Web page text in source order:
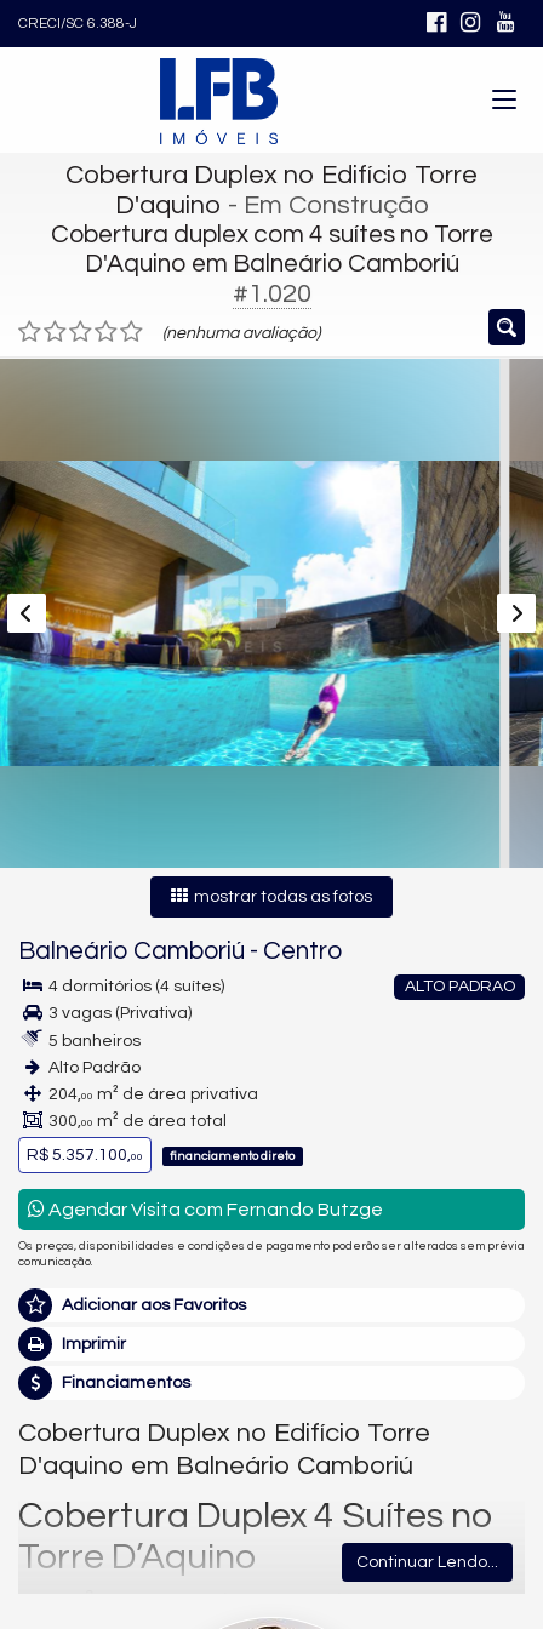
CRECI/SC 6.388-J
Cobertura Duplex no Edifício Torre
D'aquino - Em Construção
Cobertura duplex com 4 suítes no Torre
D'Aquino em Balneário Camboriú
#1.020
(nenhuma avaliação)
mostrar todas as fotos
Balneário Camboriú - Centro
ALTO PADRAO
4 dormitórios (4 suítes)
3 vagas (Privativa)
5 banheiros
Alto Padrão
204,00 m² de área privativa
300,00 m² de área total
R$ 5.357.100,00 financiamento direto
Agendar Visita com Fernando Butzge
Os preços, disponibilidades e condições de pagamento poderão ser alterados sem prévia
comunicação.
Adicionar aos Favoritos
Imprimir
Financiamentos
Cobertura Duplex no Edifício Torre
D'aquino em Balneário Camboriú
Cobertura Duplex 4 Suítes no
Torre D’Aquino
Continuar Lendo...